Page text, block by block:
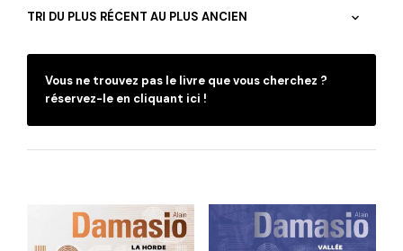
Vous ne trouvez pas le livre que vous cherchez ?
réservez-le en cliquant ici !